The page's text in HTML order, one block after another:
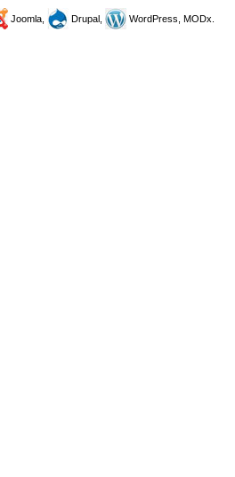
Joomla, Drupal, WordPress, MODx.